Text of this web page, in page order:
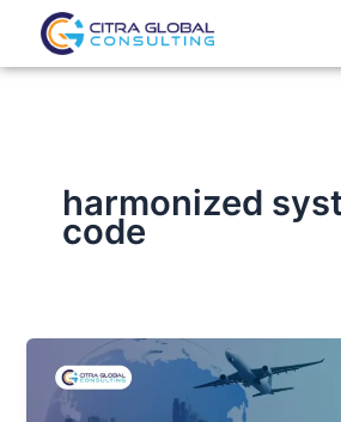
Lewati
konten
harmonized
code